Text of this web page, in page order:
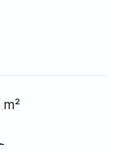
m²